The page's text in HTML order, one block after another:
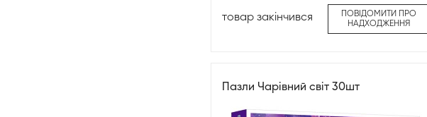
товар закінчився
ПОВІДОМИТИ ПРО
НАДХОДЖЕННЯ
Пазли Чарівний світ 30шт